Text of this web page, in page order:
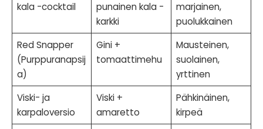
kala -cocktail
punainen kala -
karkki
marjainen,
puolukkainen
Red Snapper
(Purppuranapsij
a)
Gini +
tomaattimehu
Mausteinen,
suolainen,
yrttinen
Viski- ja
karpaloversio
Viski +
amaretto
Pähkinäinen,
kirpeä